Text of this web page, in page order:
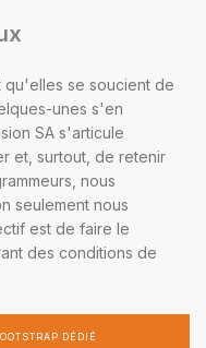
qu'elles se soucient de
unes s'en
SA s'articule
et, surtout, de retenir
nous
seulement nous
est de faire le
des conditions de
DÉDIÉ